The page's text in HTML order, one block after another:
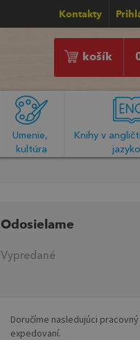
Kontakty
košík
Umenie,
kultúra
Knihy v
Odosielame
Vypredané
Doručíme nasledujúci
expedovaní.